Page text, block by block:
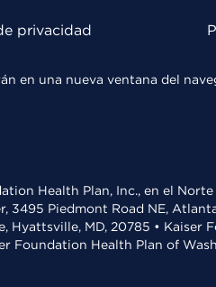
privacidad
en una nueva ventana del
Health Plan, Inc., en el
3495 Piedmont Road NE,
MD, 20785 •
Foundation Health Plan of